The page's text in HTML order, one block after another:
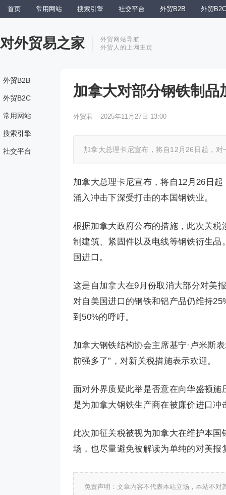
首页 常用网站 搜索引擎 社交平台 外贸B2B 外贸B2C
对外贸易之家
外贸网站导航
外贸人的上网主页
外贸B2B
外贸B2C
常用网站
搜索引擎
社交平台
加拿大对部分钢铁制品
外贸君 2025年11月27日 13:00
加拿大总理卡尼宣布，将自12月26日起，
加拿大总理卡尼宣布，将自12月26日
涌入冲击下深受打击的本国钢铁业。
根据加拿大政府公布的措施，此次关
制建筑、紧固件以及电线等钢铁衍生
国进口。
这是自加拿大在9月份取消大部分对美
对自美国进口的钢铁和铝产品仍维持
到50%的呼吁。
加拿大钢铁结构协会主席基宁·卢米斯
前强多了”，对新关税措施表示欢迎。
面对外界质疑此举是否意在向华盛顿施
是为加拿大钢铁生产商在被廉价进口冲
此次加征关税被视为加拿大在维护本
场，也尽量避免被解读为单纯的对美报
免责声明：文章内容不代表本站立场，本站不